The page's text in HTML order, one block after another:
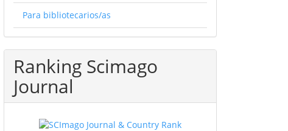
Para bibliotecarios/as
Ranking Scimago
Journal